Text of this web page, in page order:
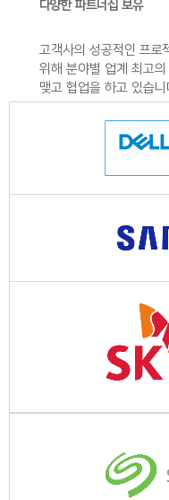
다양한 파트너십 보유
고객사의 성공적인 프로
위해분야별 업계 최고
맺고협업을 하고 있습니